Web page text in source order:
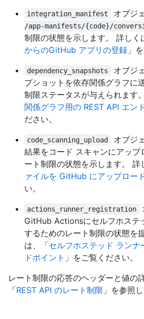
integration_manifest オブジ
/app-manifests/{code}/
制限の状態を示します。 詳しく
からのGitHub アプリの登録 」
dependency_snapshots
オブジ
プショットを依存関係グラフに
制限ステータスが与えられます
関係グラフ用の REST API エン
ださい。
code_scanning_upload
オブジ
結果をコード スキャンにアップ
ート制限の状態を示します。 詳
ァイルを GitHub にアップロー
い。
actions_runner_registration
GitHub Actionsにセルフホステ
するためのレート制限の状態を
は、「セルフホステッド ランナ
ドポイント 」をご覧ください。
レート制限の応答のヘッダーと値の
「REST API のレート制限 」を参照